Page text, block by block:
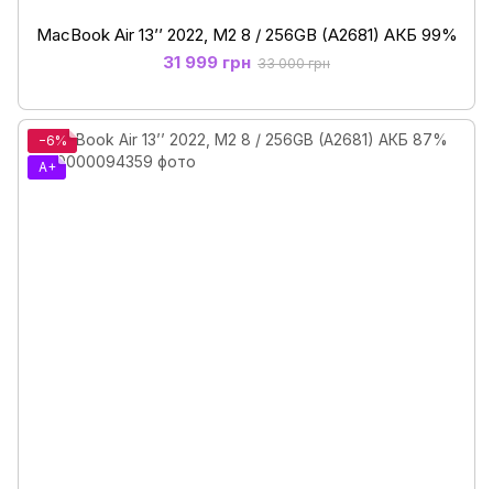
MacBook Air 13’’ 2022, М2 8 / 256GB (A2681) АКБ 99%
31 999 грн 33 000 грн
−6%
A+